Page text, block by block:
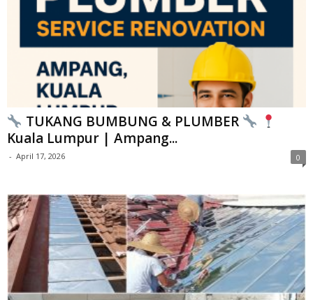
TUKANG BUMBUNG & PLUMBER
Kuala Lumpur | Ampang...
- April 17, 2026 0